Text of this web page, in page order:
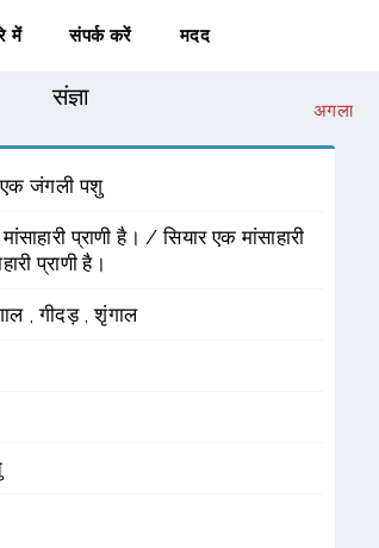
में संपर्क करें मदद
संज्ञा
अगला
जंगली पशु
प्राणी है। / सियार एक मांसाहारी
प्राणी है।
,गीदड़ ,शृंगाल